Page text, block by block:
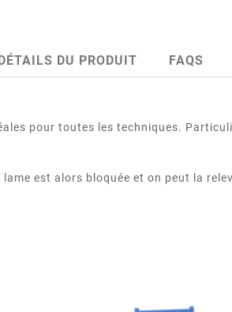
DU PRODUIT FAQS
pour toutes les techniques.
est alors bloquée et on peut la